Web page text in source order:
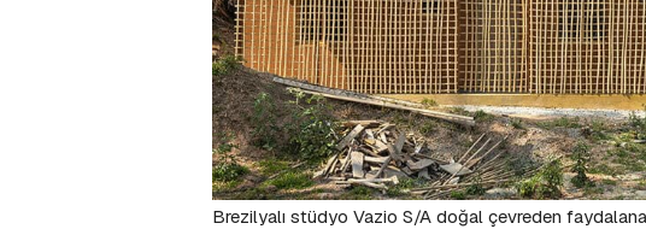
Brezilyalı stüdyo Vazio S/A doğal çevreden